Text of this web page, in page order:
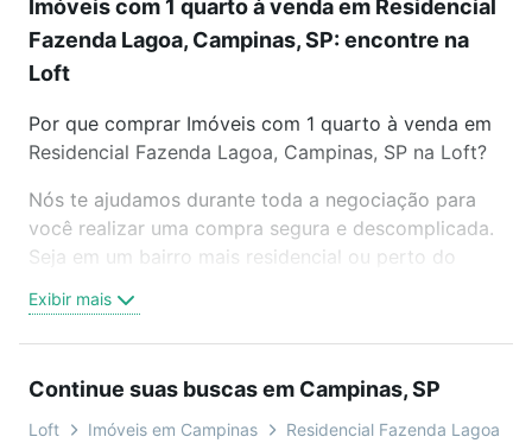
Imóveis com 1 quarto à venda em Residencial
Fazenda Lagoa, Campinas, SP: encontre na
Loft
Por que comprar Imóveis com 1 quarto à venda em
Residencial Fazenda Lagoa, Campinas, SP na Loft?
Nós te ajudamos durante toda a negociação para
você realizar uma compra segura e descomplicada.
Seja em um bairro mais residencial ou perto do
oferta ideal de Imóveis com 1 quarto à venda em
Residencial Fazenda Lagoa, Campinas, SP para
ou por videochamada, é grátis, sem compromisso e
você ainda conta com mais de 46 mil corretores e
Exibir mais
Continue suas buscas em Campinas, SP
Loft Imóveis em Campinas Residencial Fazenda Lagoa